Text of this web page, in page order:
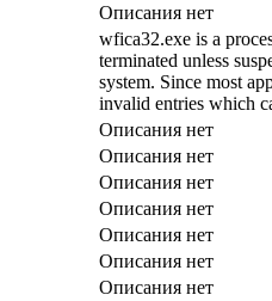
Описания нет
wfica32.exe is a
terminated unless
system. Since most
invalid entries which
Описания нет
Описания нет
Описания нет
Описания нет
Описания нет
Описания нет
Описания нет